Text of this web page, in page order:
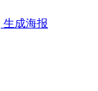
生成海报